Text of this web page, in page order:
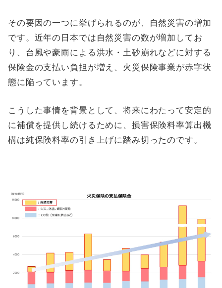
その要因の一つに挙げられるのが、自然災害の増加
です。近年の日本では自然災害の数が増加してお
り、台風や豪雨による洪水・土砂崩れなどに対する
保険金の支払い負担が増え、火災保険事業が赤字状
態に陥っています。
こうした事情を背景として、将来にわたって安定的
に補償を提供し続けるために、損害保険料率算出機
構は純保険料率の引き上げに踏み切ったのです。